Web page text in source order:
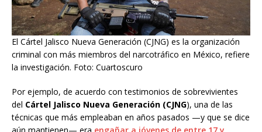
El Cártel Jalisco Nueva Generación (CJNG) es la organización
criminal con más miembros del narcotráfico en México, refiere
la investigación. Foto: Cuartoscuro
Por ejemplo, de acuerdo con testimonios de sobrevivientes
del Cártel Jalisco Nueva Generación (CJNG), una de las
técnicas que más empleaban en años pasados —y que se dice